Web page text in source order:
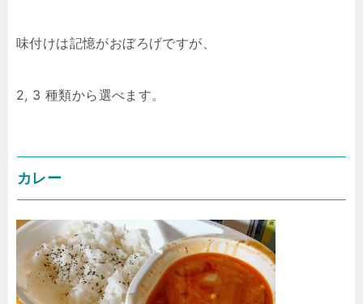
味付けは記憶がおぼろげですが、
2, 3 種類から選べます。
カレー